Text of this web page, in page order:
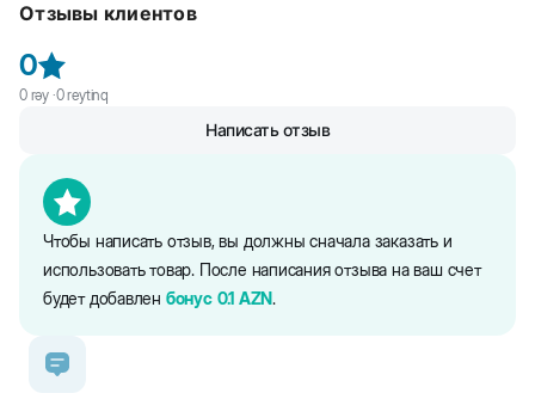
что вам нужно. Тренировочная игрушка очень легкая и имеет
потеряет игрушку.
Отзывы клиентов
0
0rəy ·0reytinq
Чтобы написать отзыв, вы должны сначала заказать и
использовать товар. После написания отзыва на ваш счет
будет добавлен бонус 0.1 AZN.
Написать отзыв